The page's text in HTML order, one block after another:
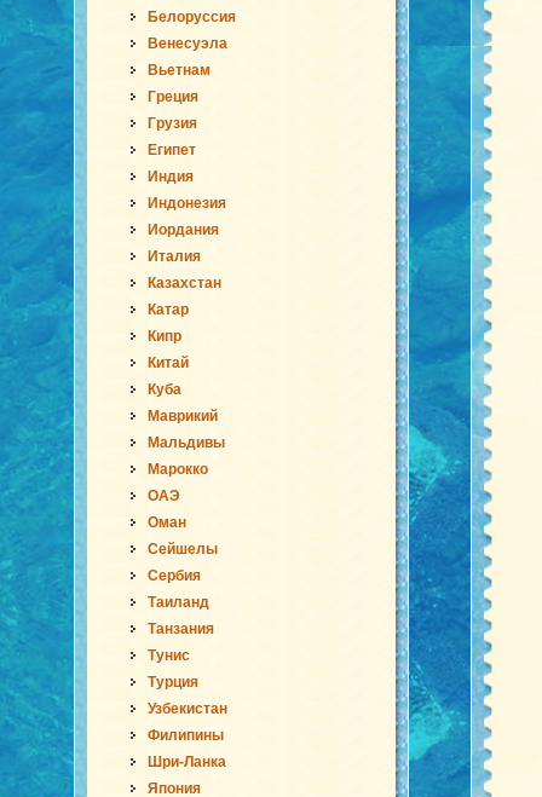
Белоруссия
Венесуэла
Вьетнам
Греция
Грузия
Египет
Индия
Индонезия
Иордания
Италия
Казахстан
Катар
Кипр
Китай
Куба
Маврикий
Мальдивы
Марокко
ОАЭ
Оман
Сейшелы
Сербия
Таиланд
Танзания
Тунис
Турция
Узбекистан
Филипины
Шри-Ланка
Япония